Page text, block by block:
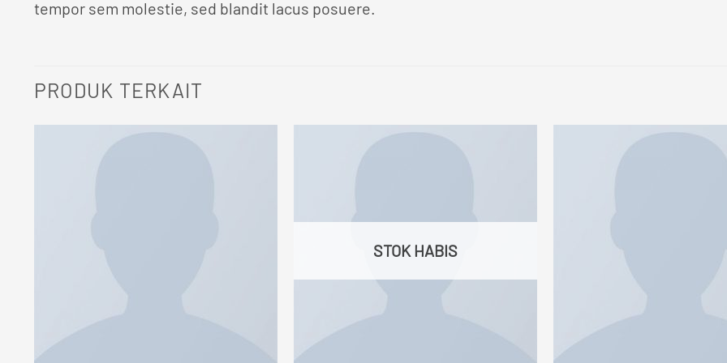
tempor sem molestie, sed blandit lacus posuere.
PRODUK TERKAIT
STOK HABIS